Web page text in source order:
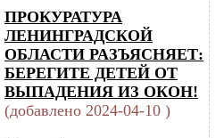
ПРОКУРАТУРА
ЛЕНИНГРАДСКОЙ
ОБЛАСТИ РАЗЪЯСНЯЕТ:
БЕРЕГИТЕ ДЕТЕЙ ОТ
ВЫПАДЕНИЯ ИЗ ОКОН!
(добавлено 2024-04-10 )